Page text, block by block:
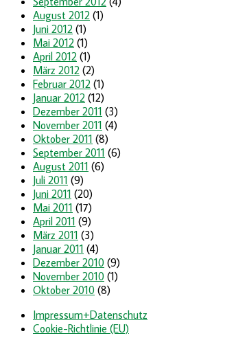
August 2012 (1)
Juni 2012 (1)
Mai 2012 (1)
April 2012 (1)
März 2012 (2)
Februar 2012 (1)
Januar 2012 (12)
Dezember 2011 (3)
November 2011 (4)
Oktober 2011 (8)
September 2011 (6)
August 2011 (6)
Juli 2011 (9)
Juni 2011 (20)
Mai 2011 (17)
April 2011 (9)
März 2011 (3)
Januar 2011 (4)
Dezember 2010 (9)
November 2010 (1)
Oktober 2010 (8)
Impressum+Datenschutz
Cookie-Richtlinie (EU)